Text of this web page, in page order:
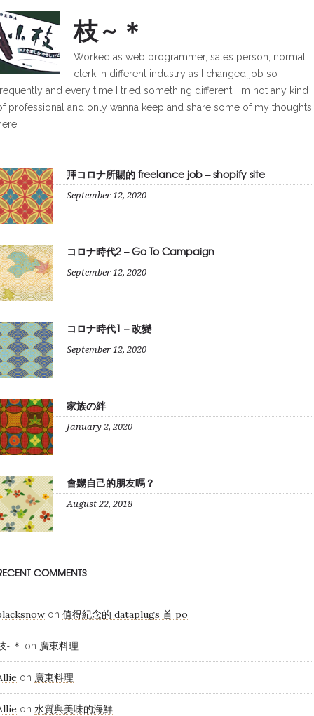
枝~＊
Worked as web programmer, sales person, normal
clerk in different industry as I changed job so
and every time I tried something different. I'm not any kind
professional and only wanna keep and share some of my thoughts
拜コロナ所賜的 freelance job – shopify site
September 12, 2020
コロナ時代2 – Go To Campaign
September 12, 2020
コロナ時代1 – 改變
September 12, 2020
家族の絆
January 2, 2020
會嬲自己的朋友嗎？
August 22, 2018
COMMENTS
on 值得紀念的 dataplugs 首 po
~＊ on 廣東料理
on 廣東料理
on 水質與美味的海鮮